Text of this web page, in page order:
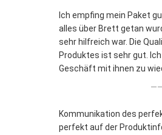
Ich empfing mein Paket
alles über Brett getan
sehr hilfreich war. Die
Produktes ist sehr gut.
Geschäft mit ihnen zu
Kommunikation des
perfekt auf der